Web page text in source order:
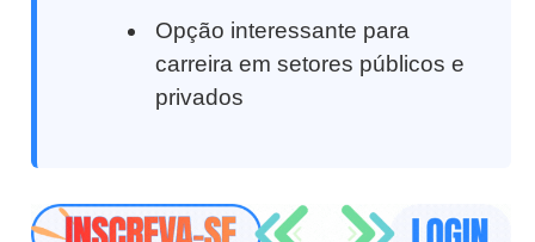
Opção interessante para
carreira em setores públicos e
privados